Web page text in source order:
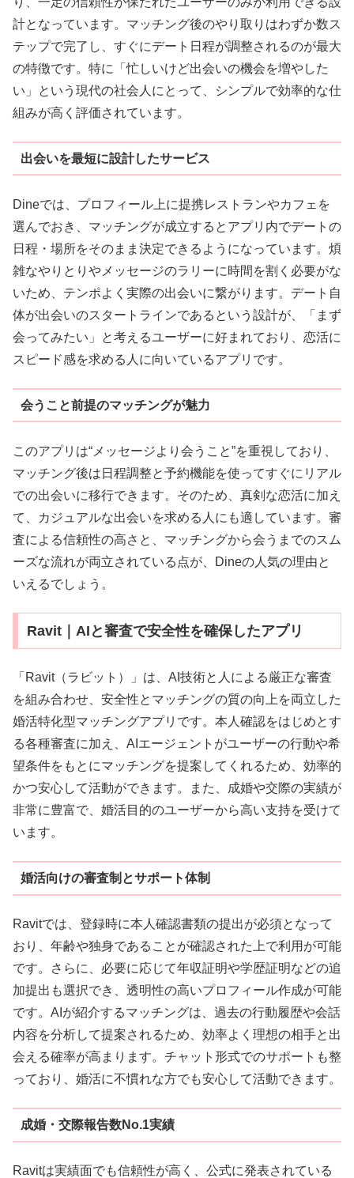
計となっています。マッチング後のやり取りはわずか数ス
テップで完了し、すぐにデート日程が調整されるのが最大
の特徴です。特に「忙しいけど出会いの機会を増やした
い」という現代の社会人にとって、シンプルで効率的な仕
組みが高く評価されています。
出会いを最短に設計したサービス
Dineでは、プロフィール上に提携レストランやカフェを
選んでおき、マッチングが成立するとアプリ内でデートの
日程・場所をそのまま決定できるようになっています。煩
雑なやりとりやメッセージのラリーに時間を割く必要がな
いため、テンポよく実際の出会いに繋がります。デート自
体が出会いのスタートラインであるという設計が、「まず
会ってみたい」と考えるユーザーに好まれており、恋活に
スピード感を求める人に向いているアプリです。
会うこと前提のマッチングが魅力
このアプリは“メッセージより会うこと”を重視しており、
マッチング後は日程調整と予約機能を使ってすぐにリアル
での出会いに移行できます。そのため、真剣な恋活に加え
て、カジュアルな出会いを求める人にも適しています。審
査による信頼性の高さと、マッチングから会うまでのスム
ーズな流れが両立されている点が、Dineの人気の理由と
いえるでしょう。
Ravit｜AIと審査で安全性を確保したアプリ
「Ravit（ラビット）」は、AI技術と人による厳正な審査
を組み合わせ、安全性とマッチングの質の向上を両立した
婚活特化型マッチングアプリです。本人確認をはじめとす
る各種審査に加え、AIエージェントがユーザーの行動や希
望条件をもとにマッチングを提案してくれるため、効率的
かつ安心して活動ができます。また、成婚や交際の実績が
非常に豊富で、婚活目的のユーザーから高い支持を受けて
います。
婚活向けの審査制とサポート体制
Ravitでは、登録時に本人確認書類の提出が必須となって
おり、年齢や独身であることが確認された上で利用が可能
です。さらに、必要に応じて年収証明や学歴証明などの追
加提出も選択でき、透明性の高いプロフィール作成が可能
です。AIが紹介するマッチングは、過去の行動履歴や会話
内容を分析して提案されるため、効率よく理想の相手と出
会える確率が高まります。チャット形式でのサポートも整
っており、婚活に不慣れな方でも安心して活動できます。
成婚・交際報告数No.1実績
Ravitは実績面でも信頼性が高く、公式に発表されている